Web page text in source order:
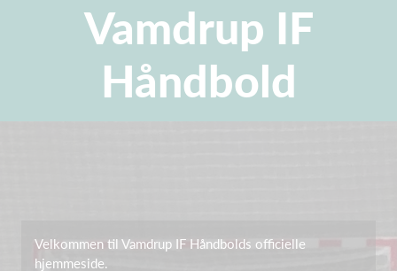
Vamdrup IF
Håndbold
Velkommen til Vamdrup IF Håndbolds officielle
hjemmeside.